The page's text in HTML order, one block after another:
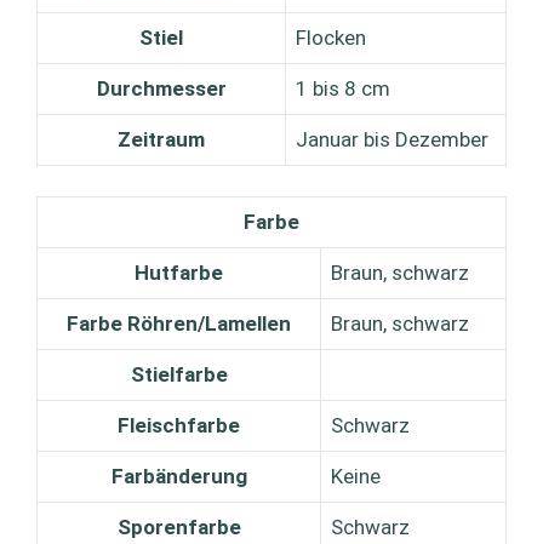
Stiel Flocken
Durchmesser 1 bis 8 cm
Zeitraum Januar bis Dezember
Farbe
Hutfarbe Braun, schwarz
Farbe Röhren/Lamellen Braun, schwarz
Stielfarbe
Fleischfarbe Schwarz
Farbänderung Keine
Sporenfarbe Schwarz